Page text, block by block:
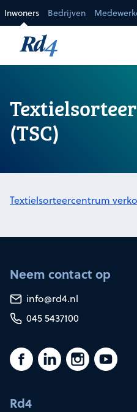
Inwoners Bedrijven
(TSC)
Textielsorteercentrum
Neem contact op
info@rd4.nl
045 5437100
Rd4